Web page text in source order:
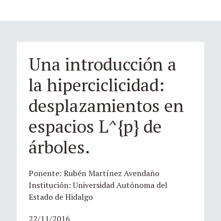
Una introducción a
la hiperciclicidad:
desplazamientos en
espacios L^{p} de
árboles.
Ponente: Rubén Martínez Avendaño
Institución: Universidad Autónoma del
Estado de Hidalgo
22/11/2016